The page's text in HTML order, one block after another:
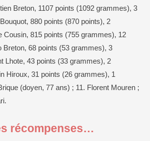
Breton, 1107 points (1092 grammes), 3
880 points (870 points), 2
Cousin, 815 points (755 grammes), 12
Breton, 68 points (53 grammes), 3
Lhote, 43 points (33 grammes), 2
Hiroux, 31 points (26 grammes), 1
(doyen, 77 ans) ; 11. Florent Mouren ;
récompenses…